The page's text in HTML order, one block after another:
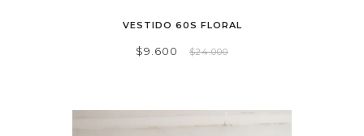
VESTIDO 60S FLORAL
$9.600 $24.000